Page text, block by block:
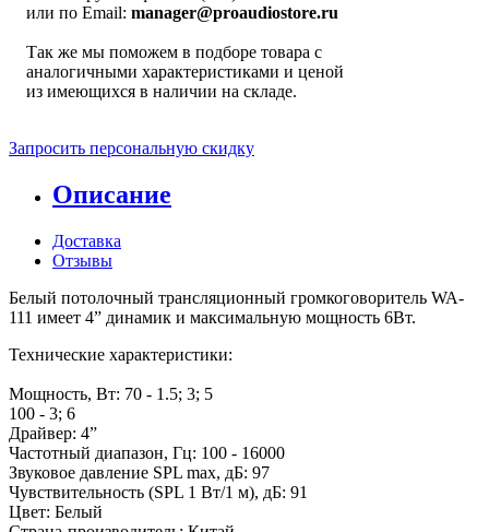
или по Email: manager@proaudiostore.ru
Так же мы поможем в подборе товара с
аналогичными характеристиками и ценой
из имеющихся в наличии на складе.
Запросить персональную скидку
Описание
Доставка
Отзывы
Белый потолочный трансляционный громкоговоритель WA-
111 имеет 4” динамик и максимальную мощность 6Вт.
Технические характеристики:
Мощность, Вт: 70 - 1.5; 3; 5
100 - 3; 6
Драйвер: 4”
Частотный диапазон, Гц: 100 - 16000
Звуковое давление SPL max, дБ: 97
Чувствительность (SPL 1 Вт/1 м), дБ: 91
Цвет: Белый